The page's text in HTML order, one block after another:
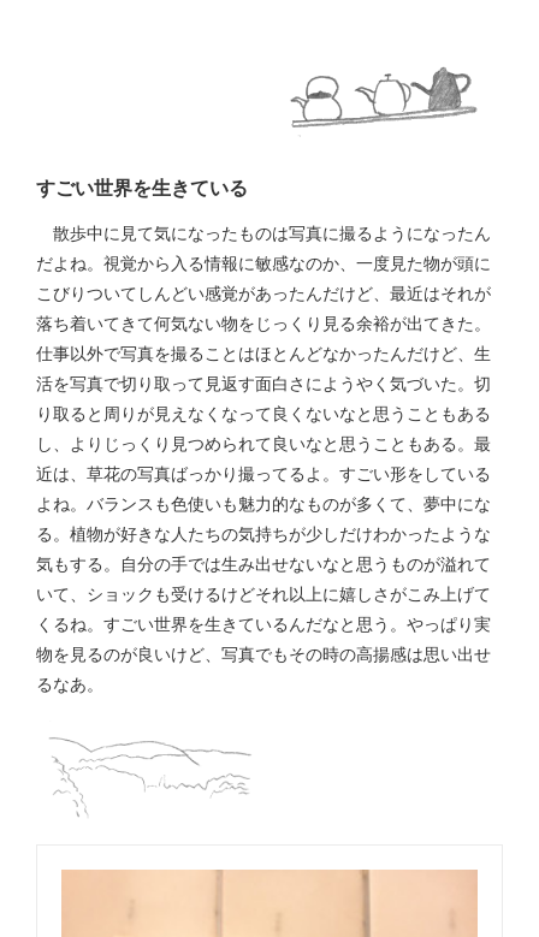
すごい世界を生きている
散歩中に見て気になったものは写真に撮るようになったん
だよね。視覚から入る情報に敏感なのか、一度見た物が頭に
こびりついてしんどい感覚があったんだけど、最近はそれが
落ち着いてきて何気ない物をじっくり見る余裕が出てきた。
仕事以外で写真を撮ることはほとんどなかったんだけど、生
活を写真で切り取って見返す面白さにようやく気づいた。切
り取ると周りが見えなくなって良くないなと思うこともある
し、よりじっくり見つめられて良いなと思うこともある。最
近は、草花の写真ばっかり撮ってるよ。すごい形をしている
よね。バランスも色使いも魅力的なものが多くて、夢中にな
る。植物が好きな人たちの気持ちが少しだけわかったような
気もする。自分の手では生み出せないなと思うものが溢れて
いて、ショックも受けるけどそれ以上に嬉しさがこみ上げて
くるね。すごい世界を生きているんだなと思う。やっぱり実
物を見るのが良いけど、写真でもその時の高揚感は思い出せ
るなあ。